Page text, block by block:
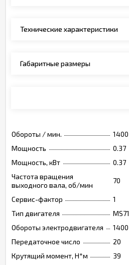
Технические характеристики
Габаритные размеры
Обороты / мин.
1400
Мощность
0.37
Мощность, кВт
0.37
Частота вращения
выходного вала, об/мин
70
Сервис-фактор
1
Тип двигателя
MS71
Обороты электродвигателя
1400
Передаточное число
20
Крутящий момент, Н*м
39